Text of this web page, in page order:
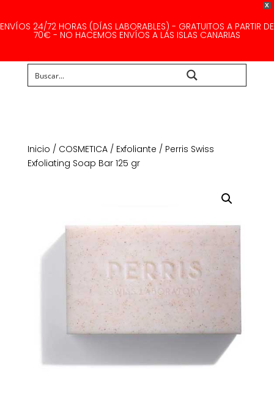
X
ENVÍOS 24/72 HORAS (DÍAS LABORABLES) - GRATUITOS A PARTIR DE
70€ - NO HACEMOS ENVÍOS A LAS ISLAS CANARIAS
Inicio / COSMETICA/ Exfoliante / Perris Swiss
Exfoliating Soap Bar 125 gr